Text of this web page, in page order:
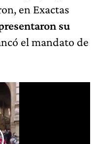
en Exactas
su
el mandato de